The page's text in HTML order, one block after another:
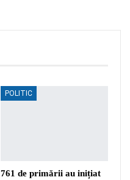
POLITIC
761 de primării au inițiat